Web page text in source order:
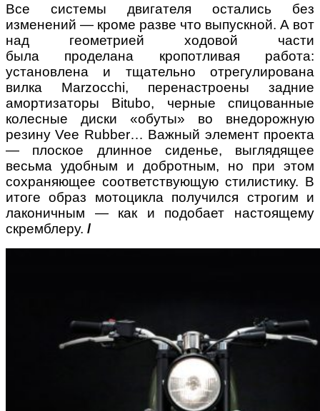
Все системы двигателя остались без
изменений — кроме разве что выпускной. А вот
над геометрией ходовой части
была проделана кропотливая работа:
установлена и тщательно отрегулирована
вилка Marzocchi, перенастроены задние
амортизаторы Bitubo, черные спицованные
колесные диски «обуты» во внедорожную
резину Vee Rubber… Важный элемент проекта
— плоское длинное сиденье, выглядящее
весьма удобным и добротным, но при этом
сохраняющее соответствующую стилистику. В
итоге образ мотоцикла получился строгим и
лаконичным — как и подобает настоящему
скремблеру. /